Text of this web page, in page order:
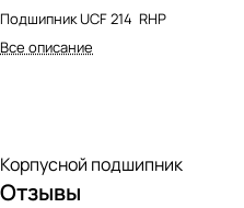
Подшипник UCF 214 RHP
Все описание
Корпусной подшипник
Отзывы